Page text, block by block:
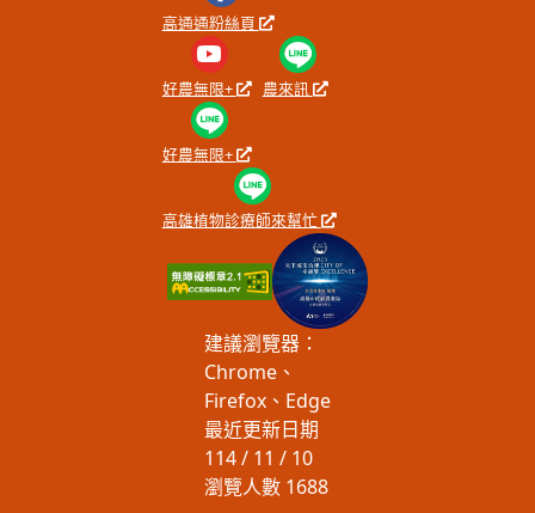
高通通粉絲頁
好農無限+ 農來訊
好農無限+
高雄植物診療師來幫忙
建議瀏覽器：
Chrome、
Firefox、Edge
最近更新日期
114 / 11 / 10
瀏覽人數 1688